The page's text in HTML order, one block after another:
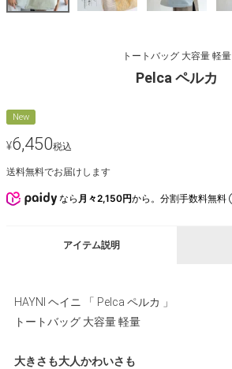
トートバッグ 大容量 軽量
Pelca ペルカ
New
¥6,450税込
送料無料でお届けします
なら 月々2,150円から。分割手数料無料
アイテム説明
HAYNI ヘイニ 「 Pelca ペルカ 」
トートバッグ 大容量 軽量
大きさも大人かわいさも